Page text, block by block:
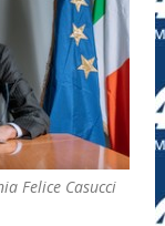
Felice Casucci